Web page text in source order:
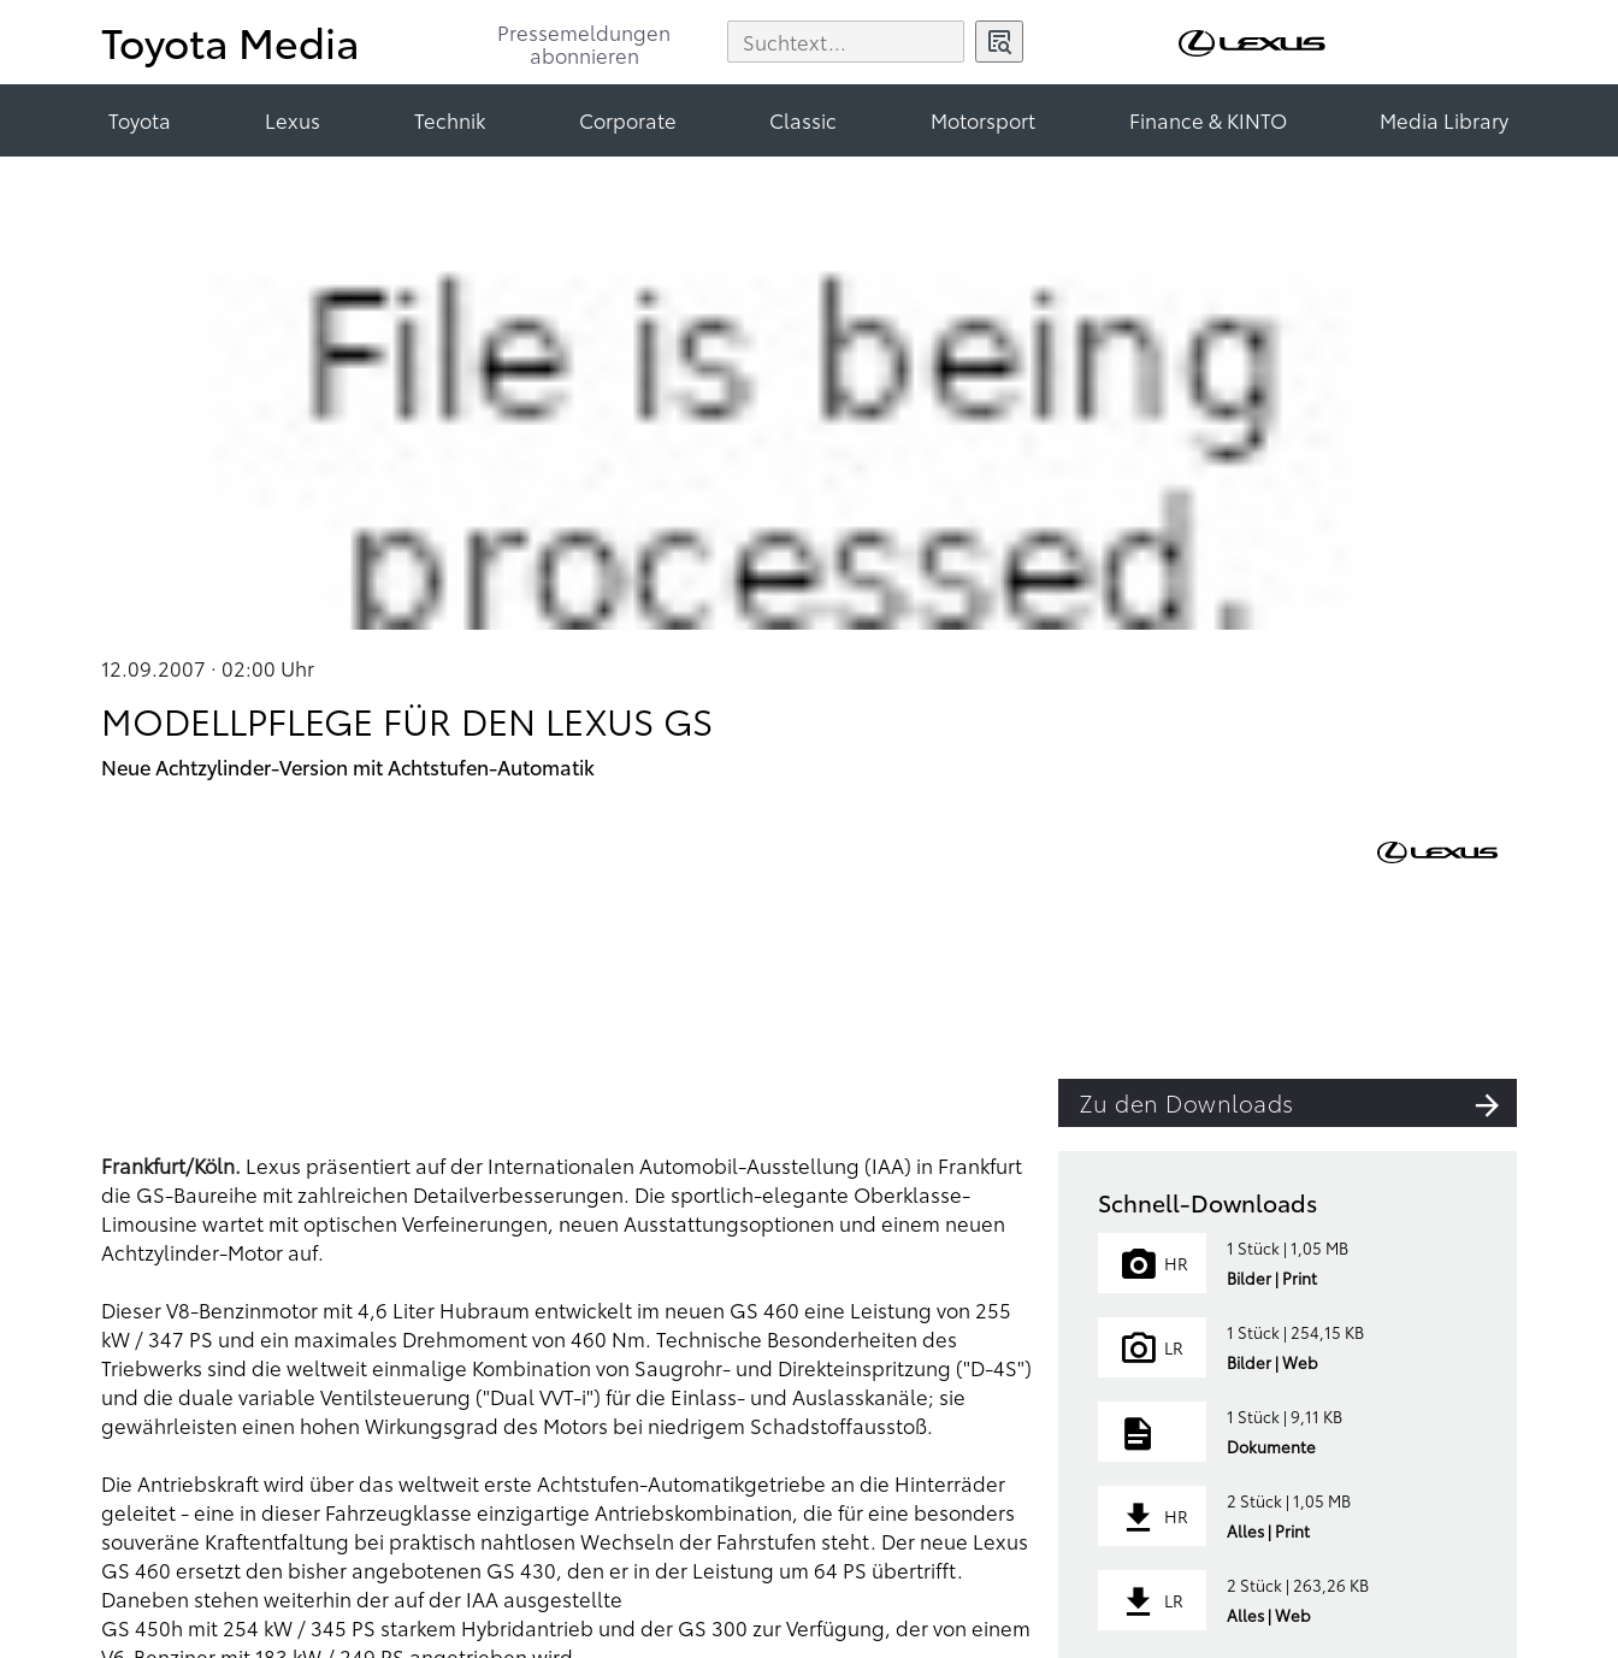
Toyota Media
Pressemeldungen
abonnieren
Toyota Lexus Technik Corporate Classic Motorsport Finance & KINTO Media Library
12.09.2007 · 02:00 Uhr
MODELLPFLEGE FÜR DEN LEXUS GS
Neue Achtzylinder-Version mit Achtstufen-Automatik
Zu den Downloads
Frankfurt/Köln. Lexus präsentiert auf der Internationalen Automobil-Ausstellung (IAA) in Frankfurt
die GS-Baureihe mit zahlreichen Detailverbesserungen. Die sportlich-elegante Oberklasse-
Limousine wartet mit optischen Verfeinerungen, neuen Ausstattungsoptionen und einem neuen
Achtzylinder-Motor auf.
Dieser V8-Benzinmotor mit 4,6 Liter Hubraum entwickelt im neuen GS 460 eine Leistung von 255
kW / 347 PS und ein maximales Drehmoment von 460 Nm. Technische Besonderheiten des
Triebwerks sind die weltweit einmalige Kombination von Saugrohr- und Direkteinspritzung ("D-4S")
und die duale variable Ventilsteuerung ("Dual VVT-i") für die Einlass- und Auslasskanäle; sie
gewährleisten einen hohen Wirkungsgrad des Motors bei niedrigem Schadstoffausstoß.
Die Antriebskraft wird über das weltweit erste Achtstufen-Automatikgetriebe an die Hinterräder
geleitet - eine in dieser Fahrzeugklasse einzigartige Antriebskombination, die für eine besonders
souveräne Kraftentfaltung bei praktisch nahtlosen Wechseln der Fahrstufen steht. Der neue Lexus
GS 460 ersetzt den bisher angebotenen GS 430, den er in der Leistung um 64 PS übertrifft.
Daneben stehen weiterhin der auf der IAA ausgestellte
GS 450h mit 254 kW / 345 PS starkem Hybridantrieb und der GS 300 zur Verfügung, der von einem
Schnell-Downloads
HR
1 Stück | 1,05 MB
Bilder | Print
LR
1 Stück | 254,15 KB
Bilder | Web
1 Stück | 9,11 KB
Dokumente
HR
2 Stück | 1,05 MB
Alles | Print
LR
2 Stück | 263,26 KB
Alles | Web